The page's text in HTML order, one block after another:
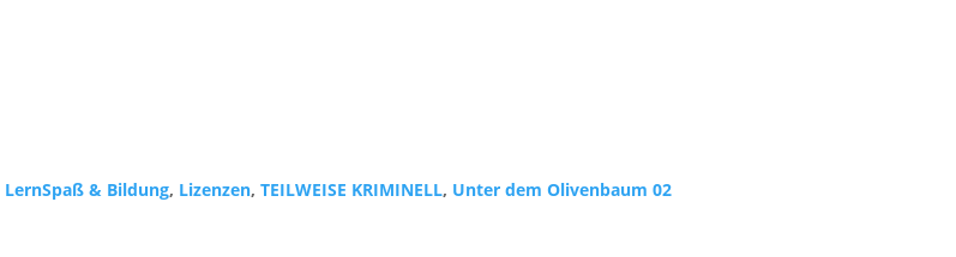
LernSpaß & Bildung, Lizenzen, TEILWEISE KRIMINELL, Unter dem Olivenbaum 02